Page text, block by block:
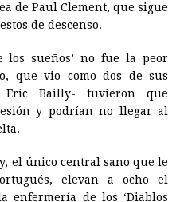
de Paul Clement, que sigue
de descenso.
los sueños’ no fue la peor
que vio como dos de sus
Eric Bailly- tuvieron que
y podrían no llegar al
el único central sano que le
elevan a ocho el
enfermería de los ‘Diablos